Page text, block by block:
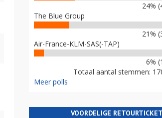
24%
The Blue Group
21%
Air-France-KLM-SAS(-TAP)
6%
Totaal aantal stemmen:
Meer polls
VOORDELIGE